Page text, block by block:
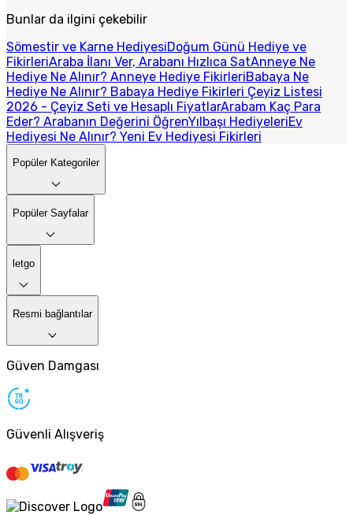
Bunlar da ilgini çekebilir
Sömestir ve Karne HediyesiDoğum Günü Hediye ve
FikirleriAraba İlanı Ver, Arabanı Hızlıca SatAnneye Ne
Hediye Ne Alınır? Anneye Hediye FikirleriBabaya Ne
Hediye Ne Alınır? Babaya Hediye Fikirleri Çeyiz Listesi
2026 - Çeyiz Seti ve Hesaplı FiyatlarArabam Kaç Para
Eder? Arabanın Değerini ÖğrenYılbaşı HediyeleriEv
Hediyesi Ne Alınır? Yeni Ev Hediyesi Fikirleri
Popüler Kategoriler
Popüler Sayfalar
letgo
Resmi bağlantılar
Güven Damgası
Güvenli Alışveriş